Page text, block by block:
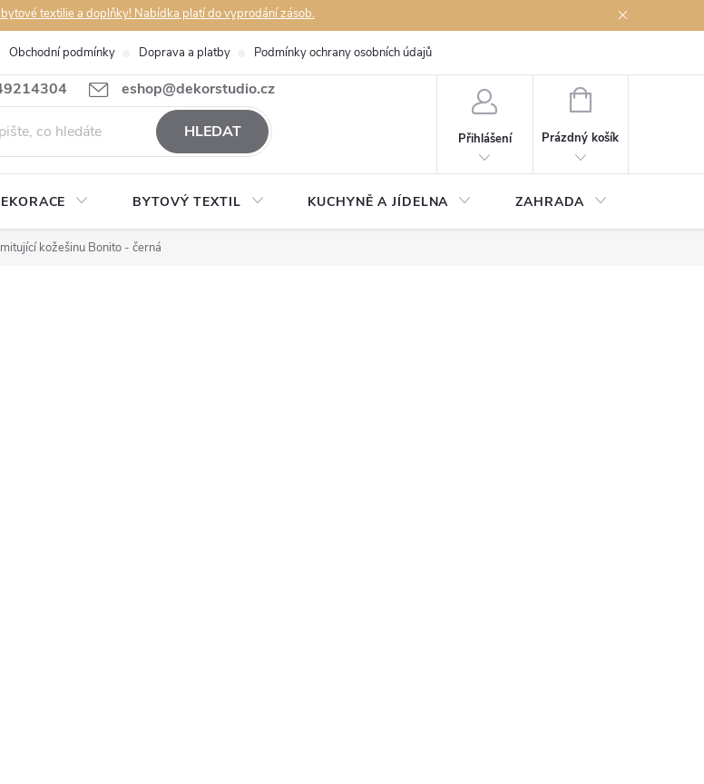
textilie a doplňky! Nabídka platí do vyprodání zásob.
eshop@dekorstudio.cz
Obchodní podmínky Doprava a platby Podmínky ochrany osobních údajů
HLEDAT Přihlášení
NÁKUPNÍ
Prázdný košík
BYTOVÝ TEXTIL KUCHYNĚ A JÍDELNA ZAHRADA
kožešinu Bonito - černá